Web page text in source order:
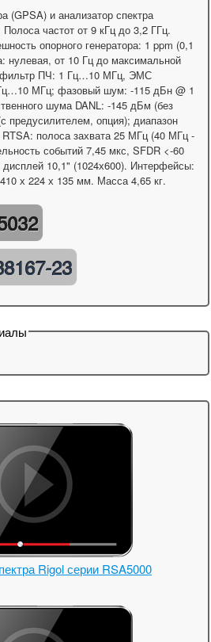
(GPSA) и анализатор спектра
частот от 9 кГц до 3,2 ГГц.
опорного генератора: 1 ppm (0,1
нулевая, от 10 Гц до максимальной
фильтр ПЧ: 1 Гц…10 МГц, ЭМС
МГц; фазовый шум: -115 дБн @ 1
шума DANL: -145 дБм (без
предусилителем, опция); диапазон
полоса захвата 25 МГц (40 МГц -
событий 7,45 мкс, SFDR <-60
10,1" (1024х600). Интерфейсы:
х 224 х 135 мм. Масса 4,65 кг.
23
Rigol серии RSA5000